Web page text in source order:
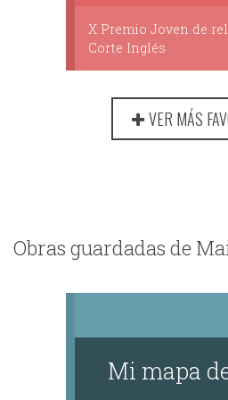
X Premio Joven de
Corte Inglés
VER MÁS
Obras guardadas de
Mi mapa